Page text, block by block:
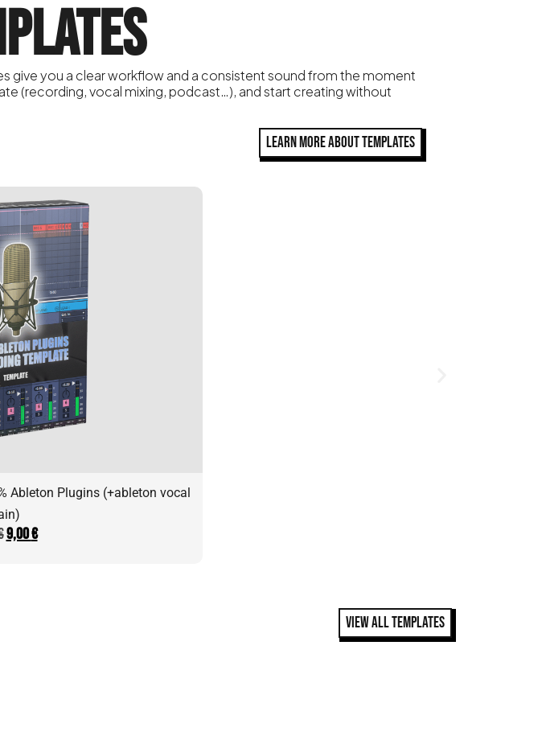
give you a clear workflow and a consistent sound from the moment
(recording, vocal mixing, podcast…), and start creating without
LEARN MORE ABOUT TEMPLATES
Ableton Plugins (+ableton vocal
9,00€
VIEW ALL TEMPLATES